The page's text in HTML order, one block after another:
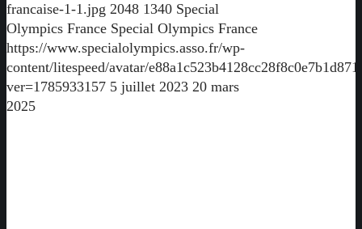
francaise-1-1.jpg 2048 1340 Special
Olympics France Special Olympics France
https://www.specialolympics.asso.fr/wp-
content/litespeed/avatar/
ver=1785933157 5 juillet 2023 20 mars
2025